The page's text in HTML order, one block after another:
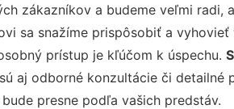
zákazníkov a budeme veľmi radi,
sa snažíme prispôsobiť a vyhovieť
prístup je kľúčom k úspechu.
aj odborné konzultácie či detailné
presne podľa vašich predstáv.